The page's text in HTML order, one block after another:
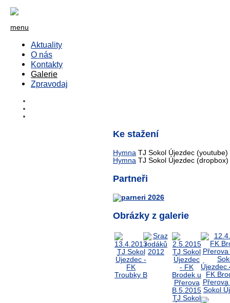
menu
Aktuality
O nás
Kontakty
Galerie
Zpravodaj
Ke stažení
Hymna TJ Sokol Újezdec (youtube)
Hymna TJ Sokol Újezdec (dropbox)
Partneři
Obrázky z galerie